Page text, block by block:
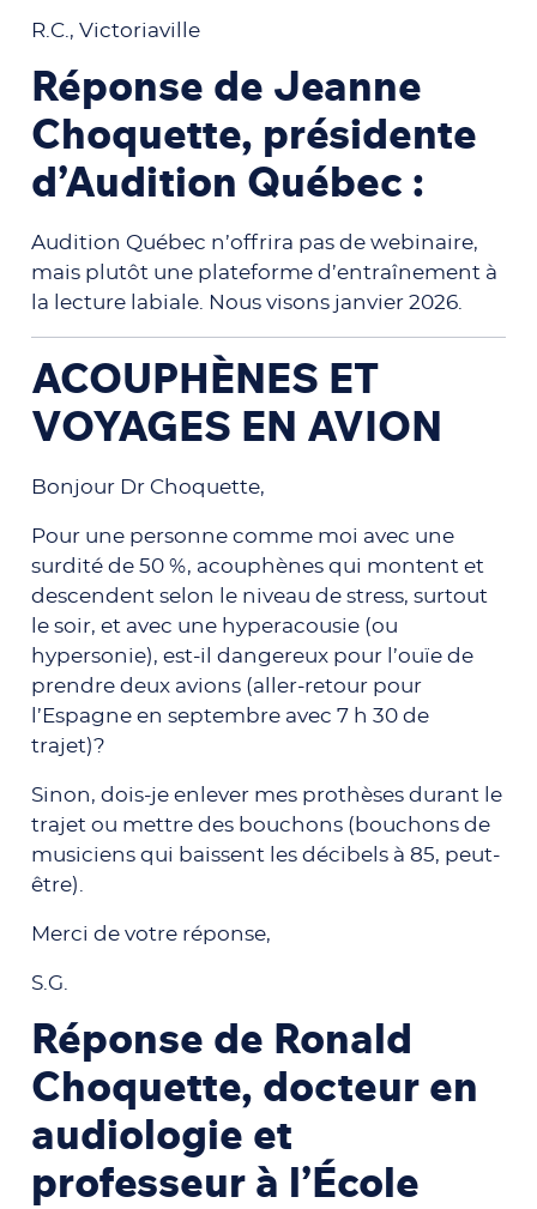
R.C., Victoriaville
Réponse de Jeanne
Choquette, présidente
d’Audition Québec :
Audition Québec n’offrira pas de webinaire,
mais plutôt une plateforme d’entraînement à
la lecture labiale. Nous visons janvier 2026.
ACOUPHÈNES ET
VOYAGES EN AVION
Bonjour Dr Choquette,
Pour une personne comme moi avec une
surdité de 50 %, acouphènes qui montent et
descendent selon le niveau de stress, surtout
le soir, et avec une hyperacousie (ou
hypersonie), est-il dangereux pour l’ouïe de
prendre deux avions (aller-retour pour
l’Espagne en septembre avec 7 h 30 de
trajet)?
Sinon, dois-je enlever mes prothèses durant le
trajet ou mettre des bouchons (bouchons de
musiciens qui baissent les décibels à 85, peut-
être).
Merci de votre réponse,
S.G.
Réponse de Ronald
Choquette, docteur en
audiologie et
professeur à l’École